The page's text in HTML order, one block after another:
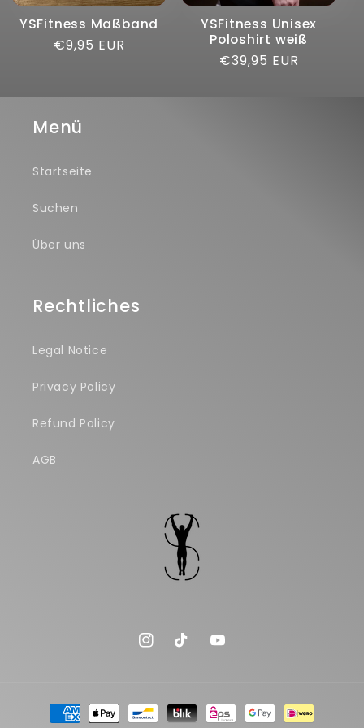
YSFitness Maßband
Normaler
€9,95 EUR
YSFitness Unisex
Poloshirt weiß
Normaler
€39,95 EUR
Menü
Startseite
Suchen
Über uns
Rechtliches
Legal Notice
Privacy Policy
Refund Policy
AGB
InstagramTikTokYouTube
Zahlungsmethoden